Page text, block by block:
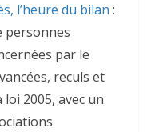
l’heure du bilan :
personnes
par le
reculs et
2005, avec un